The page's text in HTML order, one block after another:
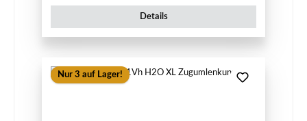
Details
Nur 3 auf Lager!